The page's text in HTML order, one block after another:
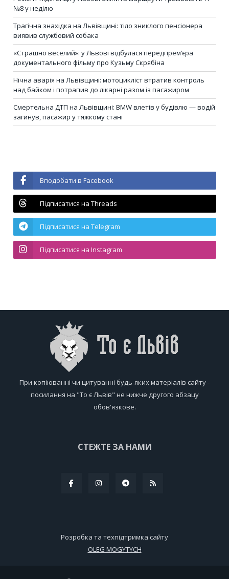
№8 у неділю
Трагічна знахідка на Львівщині: тіло зниклого пенсіонера
виявив службовий собака
«Страшно веселий»: у Львові відбулася передпрем’єра
документального фільму про Кузьму Скрябіна
Нічна аварія на Львівщині: мотоцикліст втратив контроль
над байком і потрапив до лікарні разом із пасажиром
Смертельна ДТП на Львівщині: BMW влетів у будівлю — водій
загинув, пасажир у тяжкому стані
Вподобати в Facebook
Підписатися на Threads
Підписатися на Telegram
Підписатися на Instagram
При копіюванні чи цитуванні будь-яких матеріалів сайту -
посилання на "То є Львів" не нижче другого абзацу
обов'язкове.
СТЕЖТЕ ЗА НАМИ
Розробка та техпідтримка сайту
OLEG MOGYTYCH